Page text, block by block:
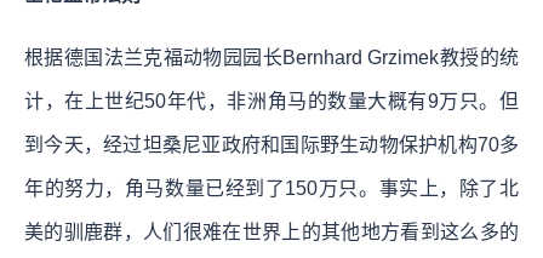
根据德国法兰克福动物园园长Bernhard Grzimek教授的统
计，在上世纪50年代，非洲角马的数量大概有9万只。但
到今天，经过坦桑尼亚政府和国际野生动物保护机构70多
年的努力，角马数量已经到了150万只。事实上，除了北
美的驯鹿群，人们很难在世界上的其他地方看到这么多的